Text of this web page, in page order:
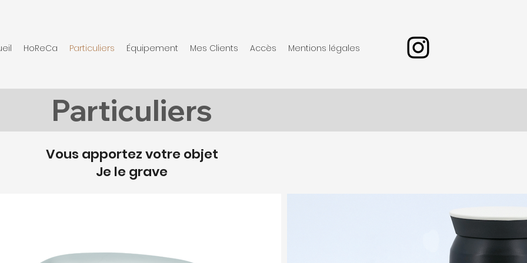
HoReCa Particuliers Équipement Mes Clients Accès Mentions légales
Particuliers
Vous apportez votre objet
Je le grave